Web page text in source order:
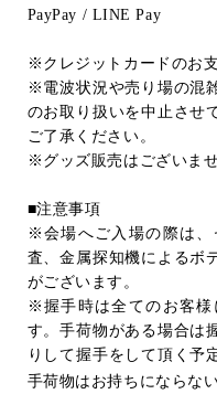
PayPay / LINE Pay
※クレジットカードのお
※電波状況や売り場の混
のお取り扱いを中止させ
ご了承ください。
※グッズ販売はございませ
■注意事項
※会場へご入場の際は、
査、金属探知機によるボ
がございます。
※握手時は全てのお客様
す。手荷物がある場合は
りして握手をして頂く予
手荷物はお持ちにならな